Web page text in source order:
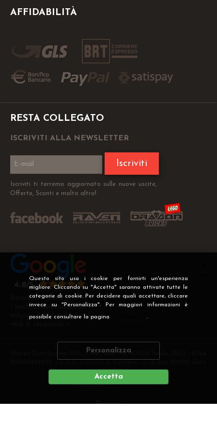
Questo sito usa i cookie per fornirti un'esperienza
migliore. Cliccando su "Accetta" saranno attivate tutte le
categorie di cookie. Per decidere quali accettare, cliccare
invece su "Personalizza". Per maggiori informazioni è
possibile consultare la pagina .
Personalizza
Accetta
AFFIDABILITÀ
RESTA COLLEGATO
ISCRIVITI ALLA NEWSLETTER
Iscriviti
Iscriviti ti terremo aggiornato sulle nuove uscite,
Offerte, Sconti e molto altro!
Recensioni Verificate
I nostri clienti soddisfatti
valgono più di mille parole
Raven Distribution SRL - Via Fanin 30, 40026 Imola (BO) - P.Iva
i.v
DEVELOPERCREATIVE WEB
Privacy